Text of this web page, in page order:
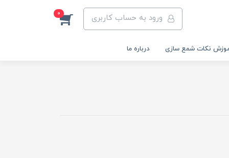
ورود به حساب کاربری 0
نکات شمع سازی درباره ما